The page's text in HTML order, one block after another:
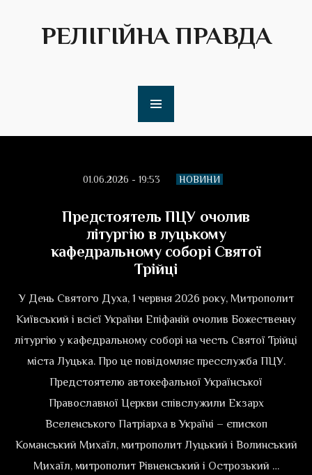
РЕЛІГІЙНА ПРАВДА
01.06.2026 - 19:53 НОВИНИ
Предстоятель ПЦУ очолив
літургію в луцькому
кафедральному соборі Святої
Трійці
У День Святого Духа, 1 червня 2026 року, Митрополит
Київський і всієї України Епіфаній очолив Божественну
літургію у кафедральному соборі на честь Святої Трійці
міста Луцька. Про це повідомляє пресслужба ПЦУ.
Предстоятелю автокефальної Української
Православної Церкви співслужили Екзарх
Вселенського Патріарха в Україні – єпископ
Команський Михаїл, митрополит Луцький і Волинський
Михаїл, митрополит Рівненський і Острозький …